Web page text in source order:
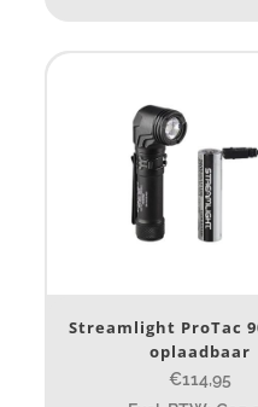
1.389
Materiaal
Materiaal
Product IP-X
Product IP-X waarden
Streamlight ProTac
oplaadbaar
€114,95